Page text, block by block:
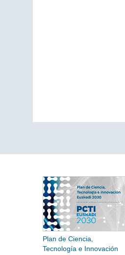
Plan de Ciencia,
Tecnología e Innovación